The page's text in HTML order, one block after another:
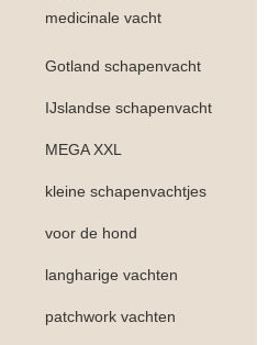
medicinale vacht
Gotland schapenvacht
IJslandse schapenvacht
MEGA XXL
kleine schapenvachtjes
voor de hond
langharige vachten
patchwork vachten